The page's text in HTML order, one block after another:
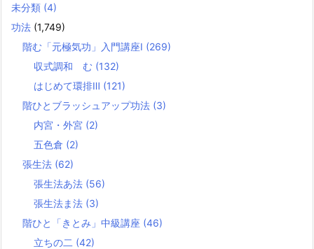
未分類 (4)
功法 (1,749)
階む「元極気功」入門講座Ⅰ (269)
収式調和 む (132)
はじめて環排Ⅲ (121)
階ひとブラッシュアップ功法 (3)
内宮・外宮 (2)
五色倉 (2)
張生法 (62)
張生法あ法 (56)
張生法ま法 (3)
階ひと「きとみ」中級講座 (46)
立ちの二 (42)